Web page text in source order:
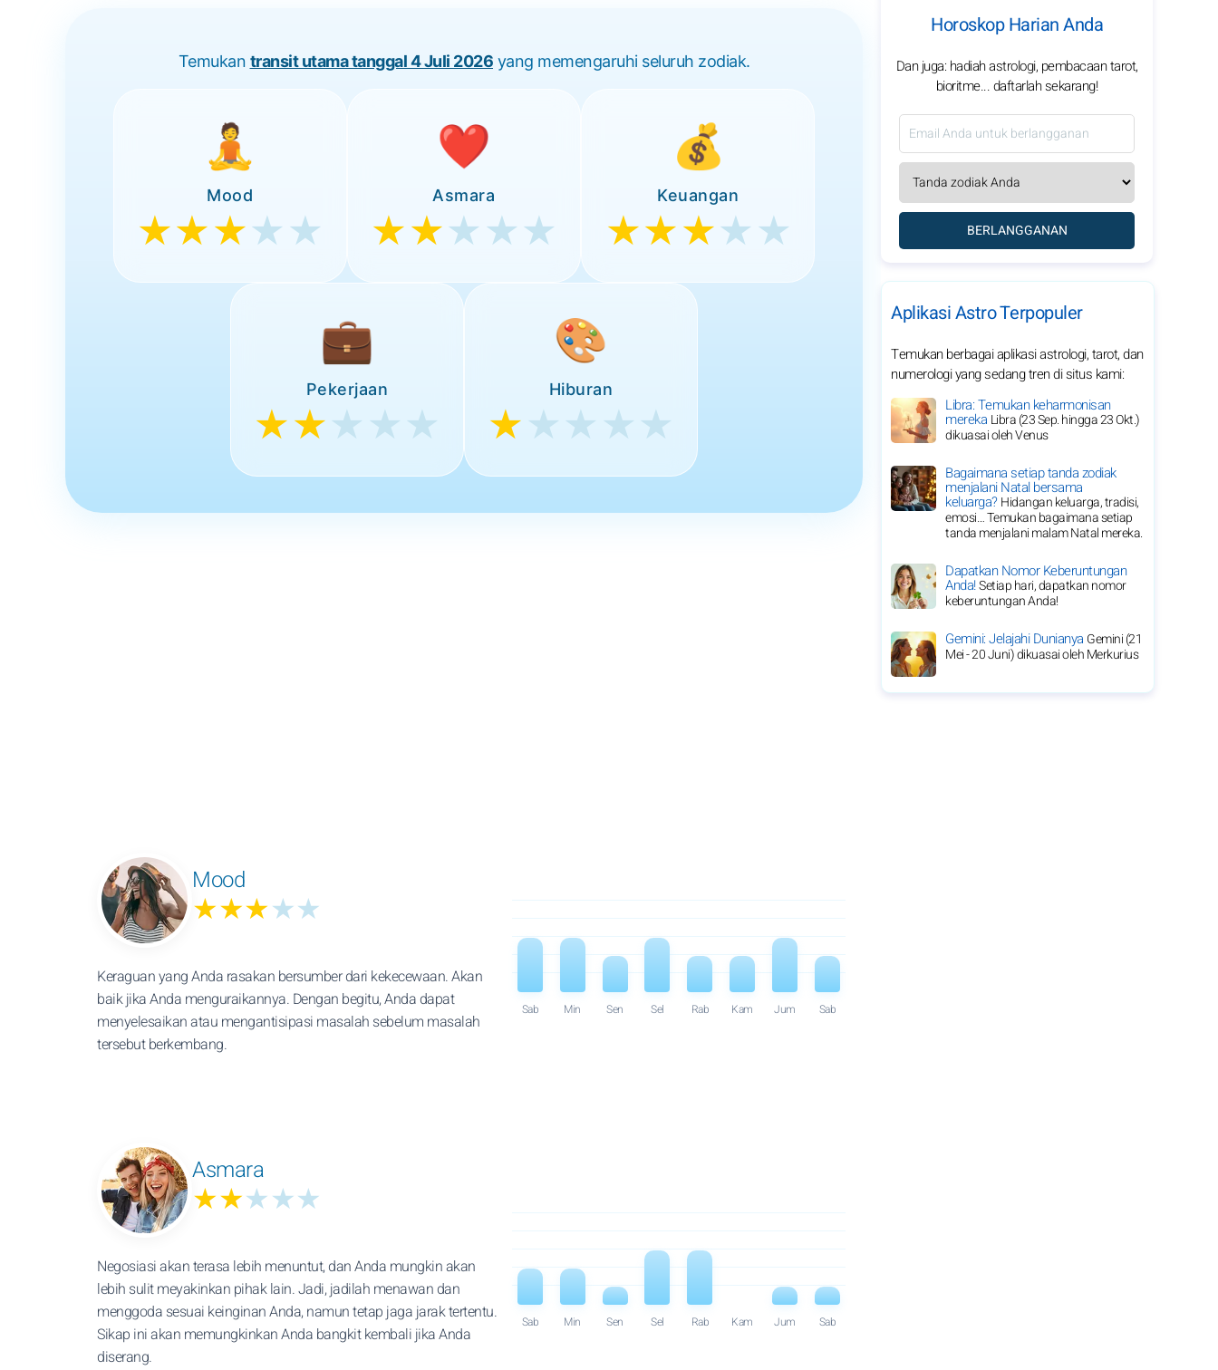
Temukan transit utama tanggal 4 Juli 2026 yang memengaruhi seluruh zodiak.
🧘
Mood
★★★★★
❤️
Asmara
★★★★★
💰
Keuangan
★★★★★
💼
Pekerjaan
★★★★★
🎨
Hiburan
★★★★★
Mood
★★★★★
Keraguan yang Anda rasakan bersumber dari kekecewaan. Akan
baik jika Anda menguraikannya. Dengan begitu, Anda dapat
menyelesaikan atau mengantisipasi masalah sebelum masalah
tersebut berkembang.
Sab Min Sen Sel Rab Kam Jum Sab
Asmara
★★★★★
Negosiasi akan terasa lebih menuntut, dan Anda mungkin akan
lebih sulit meyakinkan pihak lain. Jadi, jadilah menawan dan
menggoda sesuai keinginan Anda, namun tetap jaga jarak tertentu.
Sikap ini akan memungkinkan Anda bangkit kembali jika Anda
diserang.
Sab Min Sen Sel Rab Kam Jum Sab
Horoskop Harian Anda
Dan juga: hadiah astrologi, pembacaan tarot,
bioritme... daftarlah sekarang!
BERLANGGANAN
Aplikasi Astro Terpopuler
Temukan berbagai aplikasi astrologi, tarot, dan
numerologi yang sedang tren di situs kami:
Libra: Temukan keharmonisan
mereka Libra (23 Sep. hingga 23 Okt.)
dikuasai oleh Venus
Bagaimana setiap tanda zodiak
menjalani Natal bersama
keluarga?Hidangan keluarga, tradisi,
emosi… Temukan bagaimana setiap
tanda menjalani malam Natal mereka.
Dapatkan Nomor Keberuntungan
Anda!Setiap hari, dapatkan nomor
keberuntungan Anda!
Gemini: Jelajahi Dunianya Gemini (21
Mei - 20 Juni) dikuasai oleh Merkurius